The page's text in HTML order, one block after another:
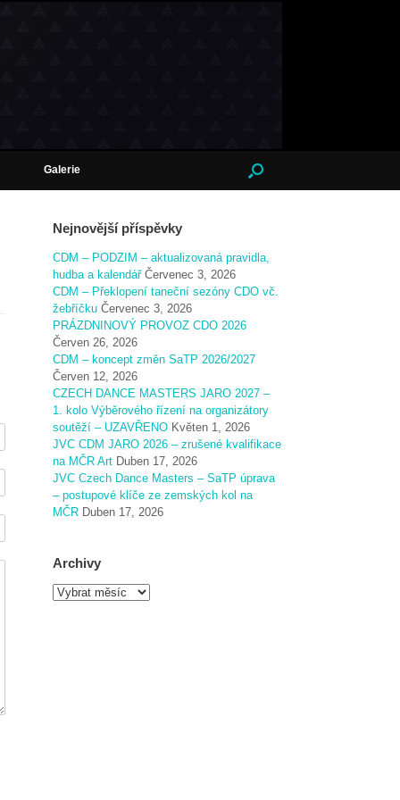
Galerie
Nejnovější příspěvky
CDM – PODZIM – aktualizovaná pravidla,
hudba a kalendář Červenec 3, 2026
CDM – Překlopení taneční sezóny CDO vč.
žebříčku Červenec 3, 2026
PRÁZDNINOVÝ PROVOZ CDO 2026
Červen 26, 2026
CDM – koncept změn SaTP 2026/2027
Červen 12, 2026
CZECH DANCE MASTERS JARO 2027 –
1. kolo Výběrového řízení na organizátory
soutěží – UZAVŘENO Květen 1, 2026
JVC CDM JARO 2026 – zrušené kvalifikace
na MČR Art Duben 17, 2026
JVC Czech Dance Masters – SaTP úprava
– postupové klíče ze zemských kol na
MČR Duben 17, 2026
Archivy
A